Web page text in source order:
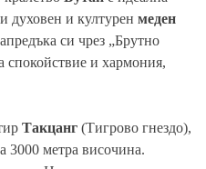
духовен и културен меден
си чрез „Брутно
спокойствие и хармония,
Такцанг (Тигрово гнездо),
3000 метра височина.